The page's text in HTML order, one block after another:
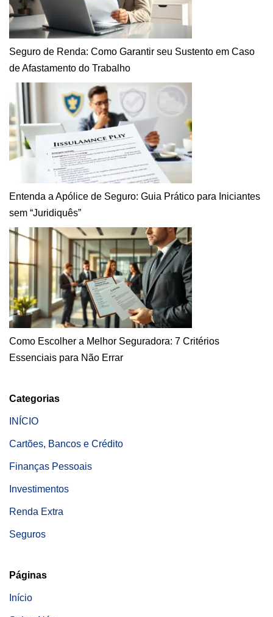
Seguro de Renda: Como Garantir seu Sustento em Caso
de Afastamento do Trabalho
Entenda a Apólice de Seguro: Guia Prático para Iniciantes
sem “Juridiquês”
Como Escolher a Melhor Seguradora: 7 Critérios
Essenciais para Não Errar
Categorias
INÍCIO
Cartões, Bancos e Crédito
Finanças Pessoais
Investimentos
Renda Extra
Seguros
Páginas
Início